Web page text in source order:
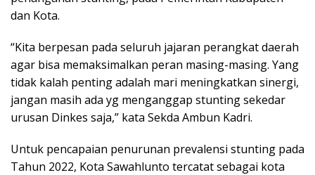
dan Kota.
“Kita berpesan pada seluruh jajaran perangkat daerah
agar bisa memaksimalkan peran masing-masing. Yang
tidak kalah penting adalah mari meningkatkan sinergi,
jangan masih ada yg menganggap stunting sekedar
urusan Dinkes saja,” kata Sekda Ambun Kadri.
Untuk pencapaian penurunan prevalensi stunting pada
Tahun 2022, Kota Sawahlunto tercatat sebagai kota